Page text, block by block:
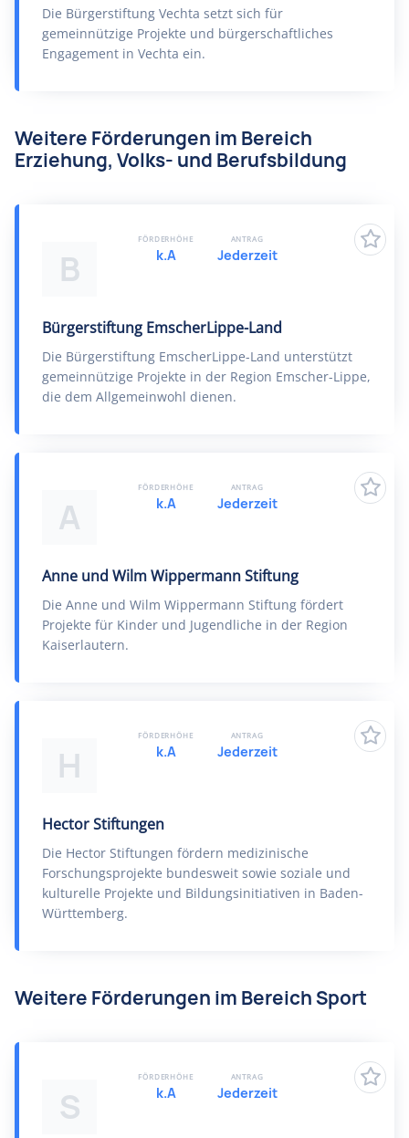
Die Bürgerstiftung Vechta setzt sich für
gemeinnützige Projekte und bürgerschaftliches
Engagement in Vechta ein.
Weitere Förderungen im Bereich
Erziehung, Volks- und Berufsbildung
B
Bürgerstiftung EmscherLippe-Land
Die Bürgerstiftung EmscherLippe-Land unterstützt
gemeinnützige Projekte in der Region Emscher-Lippe,
die dem Allgemeinwohl dienen.
FÖRDERHÖHE
k.A
ANTRAG
Jederzeit
A
Anne und Wilm Wippermann Stiftung
Die Anne und Wilm Wippermann Stiftung fördert
Projekte für Kinder und Jugendliche in der Region
Kaiserlautern.
FÖRDERHÖHE
k.A
ANTRAG
Jederzeit
H
Hector Stiftungen
Die Hector Stiftungen fördern medizinische
Forschungsprojekte bundesweit sowie soziale und
kulturelle Projekte und Bildungsinitiativen in Baden-
Württemberg.
FÖRDERHÖHE
k.A
ANTRAG
Jederzeit
Weitere Förderungen im Bereich Sport
S
FÖRDERHÖHE
k.A
ANTRAG
Jederzeit